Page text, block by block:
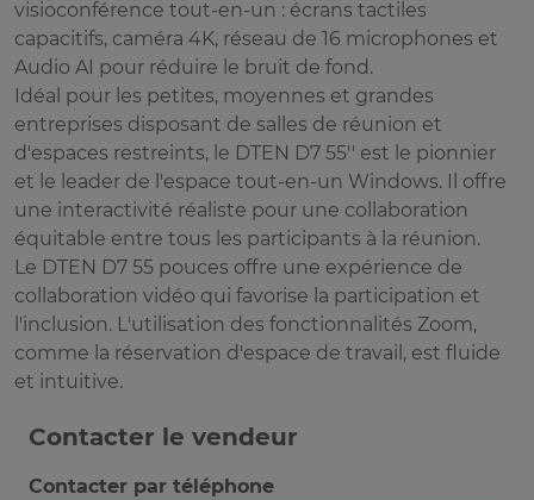
visioconférence tout-en-un : écrans tactiles
capacitifs, caméra 4K, réseau de 16 microphones et
Audio AI pour réduire le bruit de fond.
Idéal pour les petites, moyennes et grandes
entreprises disposant de salles de réunion et
d'espaces restreints, le DTEN D7 55'' est le pionnier
et le leader de l'espace tout-en-un Windows. Il offre
une interactivité réaliste pour une collaboration
équitable entre tous les participants à la réunion.
Le DTEN D7 55 pouces offre une expérience de
collaboration vidéo qui favorise la participation et
l'inclusion. L'utilisation des fonctionnalités Zoom,
comme la réservation d'espace de travail, est fluide
et intuitive.
Contacter le vendeur
Contacter par téléphone